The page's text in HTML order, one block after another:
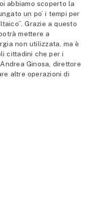
abbiamo scoperto la
un po’ i tempi per
Grazie a questo
mettere a
non utilizzata, ma è
cittadini che per i
Ginosa, direttore
altre operazioni di